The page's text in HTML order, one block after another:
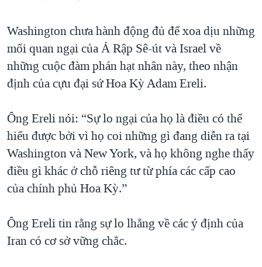
Washington chưa hành động đủ để xoa dịu những
mối quan ngại của Ả Rập Sê-út và Israel về
những cuộc đàm phán hạt nhân này, theo nhận
định của cựu đại sứ Hoa Kỳ Adam Ereli.
Ông Ereli nói: “Sự lo ngại của họ là điều có thể
hiểu được bởi vì họ coi những gì đang diễn ra tại
Washington và New York, và họ không nghe thấy
điều gì khác ở chỗ riêng tư từ phía các cấp cao
của chính phủ Hoa Kỳ.”
Ông Ereli tin rằng sự lo lhắng về các ý định của
Iran có cơ sở vững chắc.